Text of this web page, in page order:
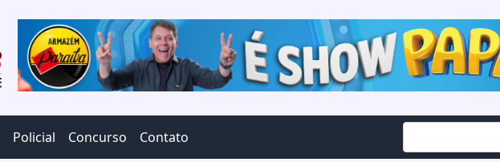
Policial Concurso Contato